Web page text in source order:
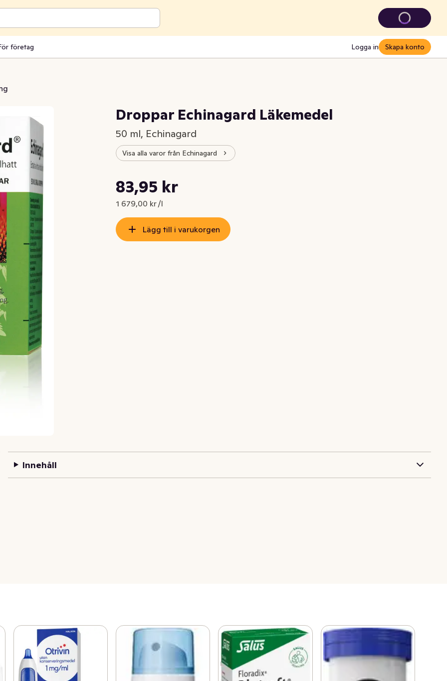
företag Logga in Skapa konto
Droppar Echinagard Läkemedel
50 ml, Echinagard
Visa alla varor från Echinagard
Nuvarande pris är: 83,95 kr
83,95 kr
1 679,00 kr /l
Styckpris: 1 679,00 kr /l
Lägg till i varukorgen
Innehåll